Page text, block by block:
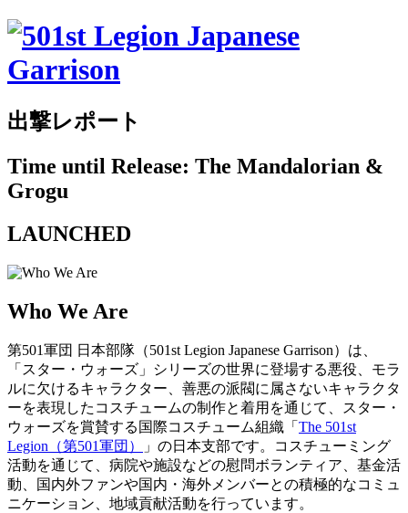
出撃レポート
Time until Release: The Mandalorian &
Grogu
LAUNCHED
Who We Are
第501軍団 日本部隊（501st Legion Japanese Garrison）は、
「スター・ウォーズ」シリーズの世界に登場する悪役、モラ
ルに欠けるキャラクター、善悪の派閥に属さないキャラクタ
ーを表現したコスチュームの制作と着用を通じて、スター・
ウォーズを賞賛する国際コスチューム組織「 The 501st
Legion（第501軍団）
」の日本支部です。コスチューミング
活動を通じて、病院や施設などの慰問ボランティア、基金活
動、国内外ファンや国内・海外メンバーとの積極的なコミュ
ニケーション、地域貢献活動を行っています。